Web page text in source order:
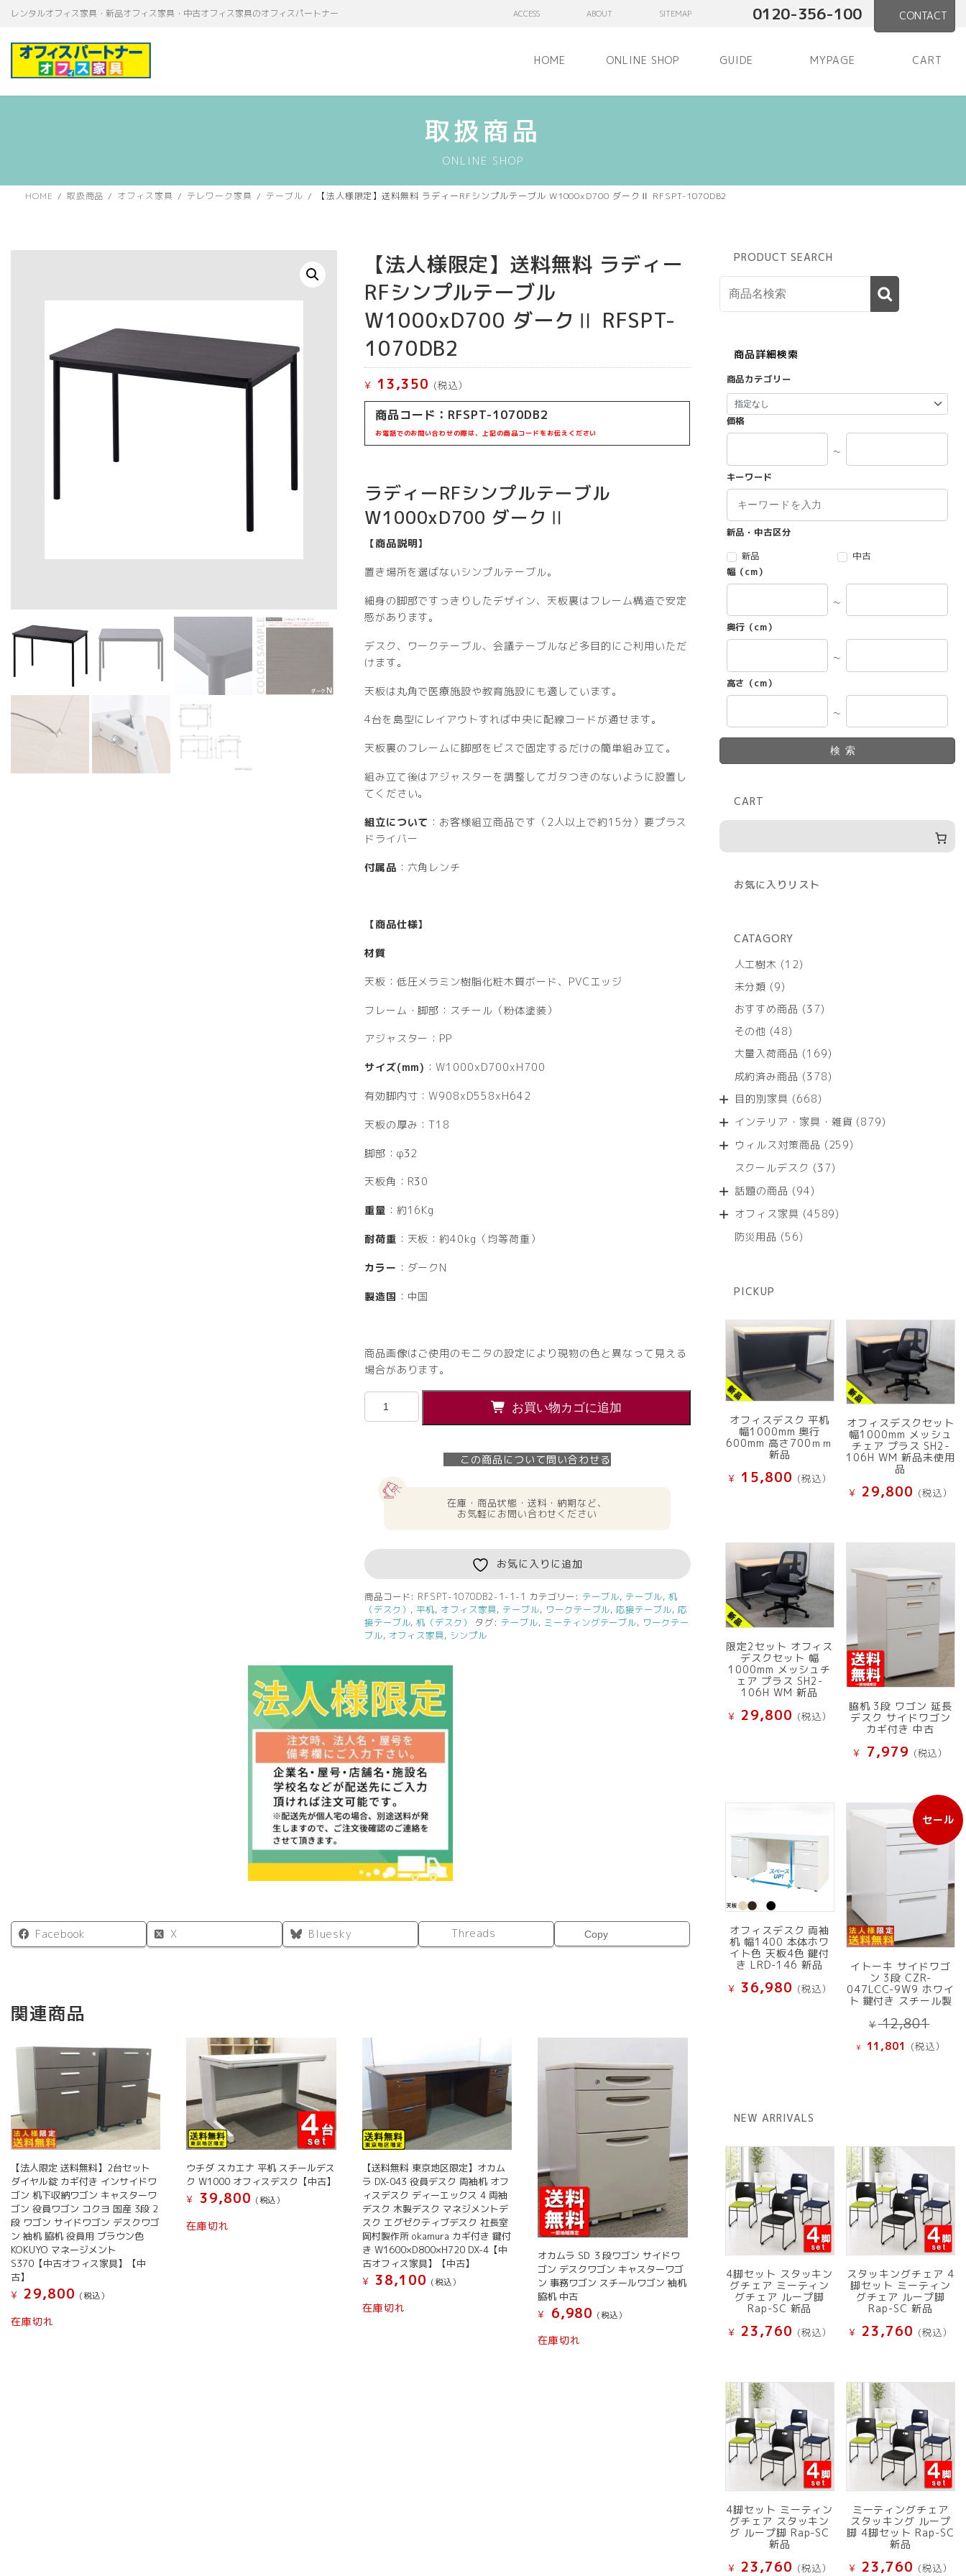
テ
ゲ
レンタルオフィス家具・新品オフィス家具・中古オフィス家具のオフィスパートナー ACCESS ABOUT SITEMAP 0120-356-100 CONTACT
HOME ONLINE SHOP GUIDE MYPAGE CART
取扱商品
ONLINE SHOP
HOME 取扱商品 オフィス家具 テレワーク家具 テーブル 【法人様限定】送料無料 ラディーRFシンプルテーブル W1000xD700 ダークⅡ RFSPT-1070DB2
【法人様限定】送料無料 ラディー
RFシンプルテーブル
W1000xD700 ダークⅡ RFSPT-
1070DB2
¥ 13,350 (税込）
商品コード：RFSPT-1070DB2
お電話でのお問い合わせの際は、上記の商品コードをお伝えください
ラディーRFシンプルテーブル
W1000xD700 ダークⅡ
【商品説明】
置き場所を選ばないシンプルテーブル。
細身の脚部ですっきりしたデザイン、天板裏はフレーム構造で安定
感があります。
デスク、ワークテーブル、会議テーブルなど多目的にご利用いただ
けます。
天板は丸角で医療施設や教育施設にも適しています。
4台を島型にレイアウトすれば中央に配線コードが通せます。
天板裏のフレームに脚部をビスで固定するだけの簡単組み立て。
組み立て後はアジャスターを調整してガタつきのないように設置し
てください。
組立について ：お客様組立商品です（2人以上で約15分）要プラス
ドライバー
付属品 ：六角レンチ
【商品仕様】
材質
天板：低圧メラミン樹脂化粧木質ボード、PVCエッジ
フレーム・脚部：スチール（粉体塗装）
アジャスター：PP
サイズ(mm) ：W1000xD700xH700
有効脚内寸：W908xD558xH642
天板の厚み：T18
脚部：φ32
天板角：R30
重量 ：約16Kg
耐荷重 ：天板：約40kg（均等荷重）
カラー ：ダークN
製造国 ：中国
商品画像はご使用のモニタの設定により現物の色と異なって見える
場合があります。
【法
ラ
デ
ィ
ー
RF
シ
プ
ル
テ
ー
ブ
ル
W1000xD700
ダ
ー
ク
Ⅱ
1070DB2
個
お買い物カゴに追加
この商品について問い合わせる
在庫・商品状態・送料・納期など、
お気軽にお問い合わせください
お気に入りに追加
商品コード: RFSPT-1070DB2-1-1-1 カテゴリー: テーブル, テーブル, 机
（デスク） , 平机, オフィス家具, テーブル, ワークテーブル,応接テーブル,応
接テーブル,机（デスク） タグ: テーブル, ミーティングテーブル, ワークテー
ブル, オフィス家具, シンプル
Facebook X Bluesky Threads Copy
関連商品
【法人限定 送料無料】2台セット
ダイヤル錠 カギ付き インサイドワ
ゴン 机下収納ワゴン キャスターワ
ゴン 役員ワゴン コクヨ 国産 3段 2
段 ワゴン サイドワゴン デスクワゴ
ン 袖机 脇机 役員用 ブラウン色
KOKUYO マネージメント
S370【中古オフィス家具】【中
古】
¥ 29,800 (税込）
在庫切れ
ウチダ スカエナ 平机 スチールデス
ク W1000 オフィスデスク【中古】
¥
39,800 (税込）
在庫切れ
【送料無料 東京地区限定】オカム
ラ DX-043 役員デスク 両袖机 オフ
ィスデスク ディーエックス 4 両袖
デスク 木製デスク マネジメントデ
スク エグゼクティブデスク 社長室
岡村製作所 okamura カギ付き 鍵付
き W1600×D800×H720 DX-4【中
古オフィス家具】【中古】
¥
38,100 (税込）
在庫切れ
オカムラ SD ３段ワゴン サイドワ
ゴン デスクワゴン キャスターワゴ
ン 事務ワゴン スチールワゴン 袖机
脇机 中古
¥
6,980 (税込）
在庫切れ
PRODUCT SEARCH
商品詳細検索
商品カテゴリー
価格
～
キーワード
新品・中古区分
新品
中古
幅（cm）
～
奥行（cm）
～
高さ（cm）
～
検索
CART
お気に入りリスト
CATAGORY
人工樹木
1212
商
未分類 99
の
商
おすすめ商品 3737
商
その他 4848
の
商
大量入荷商品 169169
の
成約済み商品 378378
商
目的別家具 668668
の
商
インテリア・家具・雑貨 879879
ウィルス対策商品 259259
スクールデスク 3737
商
話題の商品 9494
の
オフィス家具 45894589
防災用品 5656
PICKUP
オフィスデスク 平机
幅1000mm 奥行
600mm 高さ700ｍｍ
新品
¥ 15,800 (税込）
オフィスデスクセット
幅1000mm メッシュ
チェア プラス SH2-
106H WM 新品未使用
品
¥ 29,800 (税込）
限定2セット オフィス
デスクセット 幅
1000mm メッシュチ
ェア プラス SH2-
106H WM 新品
¥ 29,800 (税込）
脇机 3段 ワゴン 延長
デスク サイドワゴン
カギ付き 中古
¥ 7,979 (税込）
オフィスデスク 両袖
机 幅1400 本体ホワ
イト色 天板4色 鍵付
き LRD-146 新品
¥ 36,980 (税込）
セール
販
売
中
品
イトーキ サイドワゴ
ン 3段 CZR-
047LCC-9W9 ホワイ
ト 鍵付き スチール製
¥12,801
の
価
¥ 11,801 現
で
す。
(税込）
NEW ARRIVALS
4脚セット スタッキン
グチェア ミーティン
グチェア ループ脚
Rap-SC 新品
¥ 23,760 (税込）
スタッキングチェア 4
脚セット ミーティン
グチェア ループ脚
Rap-SC 新品
¥ 23,760 (税込）
4脚セット ミーティン
グチェア スタッキン
グ ループ脚 Rap-SC
新品
¥ 23,760 (税込）
ミーティングチェア
スタッキング ループ
脚 4脚セット Rap-SC
新品
¥ 23,760 (税込）